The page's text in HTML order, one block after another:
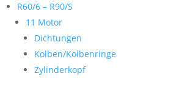
R60/6 – R90/S
11 Motor
Dichtungen
Kolben/Kolbenringe
Zylinderkopf